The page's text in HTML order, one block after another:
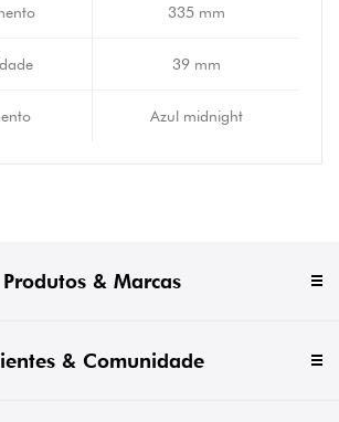
335 mm
39 mm
Azul midnight
Produtos & Marcas
& Comunidade